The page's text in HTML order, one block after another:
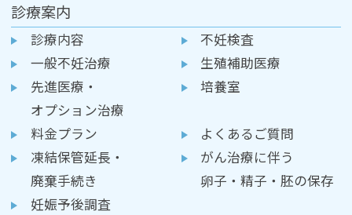
診療案内
診療内容
不妊検査
一般不妊治療
生殖補助医療
先進医療・
オプション治療
培養室
料金プラン
よくあるご質問
凍結保管延長・
廃棄手続き
がん治療に伴う
卵子・精子・胚の保存
妊娠予後調査